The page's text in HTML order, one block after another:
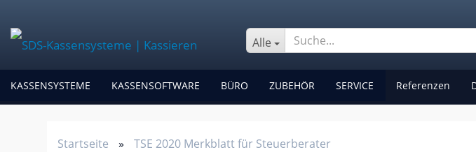
Alle
KASSENSYSTEME KASSENSOFTWARE BÜRO ZUBEHÖR SERVICE Referenzen
Startseite » TSE 2020 Merkblatt für Steuerberater